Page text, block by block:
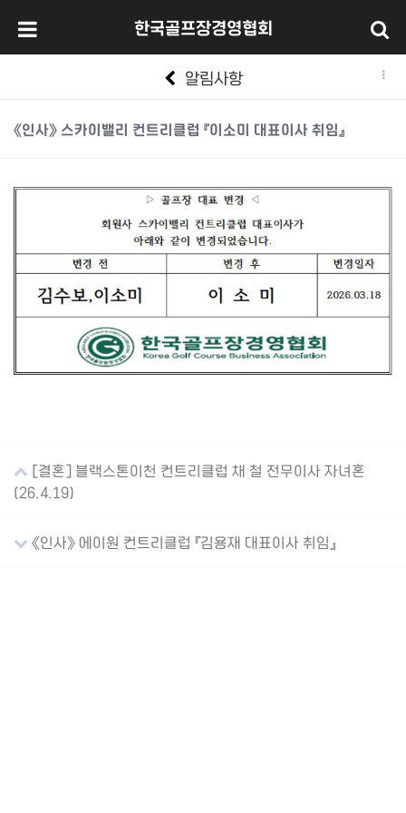
한국골프장경영협회
알림사항
《인사》 스카이밸리 컨트리클럽 『이소미 대표이사 취임』
본문
[결혼] 블랙스톤이천 컨트리클럽 채 철 전무이사 자녀혼
(26.4.19)
《인사》 에이원 컨트리클럽 『김용재 대표이사 취임』